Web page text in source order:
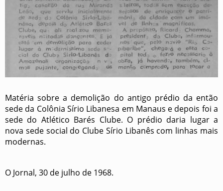
Matéria sobre a demolição do antigo prédio da então
sede da Colônia Sírio Libanesa em Manaus e depois foi a
sede do Atlético Barés Clube. O prédio daria lugar a
nova sede social do Clube Sírio Libanês com linhas mais
modernas.
O Jornal, 30 de julho de 1968.